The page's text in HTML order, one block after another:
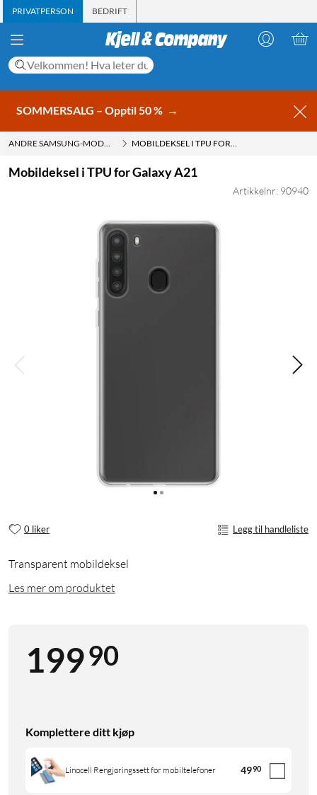
PRIVATPERSON BEDRIFT
SOMMERSALG – Opptil 50 % →
ANDRE SAMSUNG-MODELLER MOBILDEKSEL I TPU FOR GALAXY A21
Mobildeksel i TPU for Galaxy A21
Artikkelnr: 90940
0 liker Legg til handleliste
Transparent mobildeksel
Les mer om produktet
19990
Komplettere ditt kjøp
Linocell Rengjøringssett for mobiltelefoner 4990